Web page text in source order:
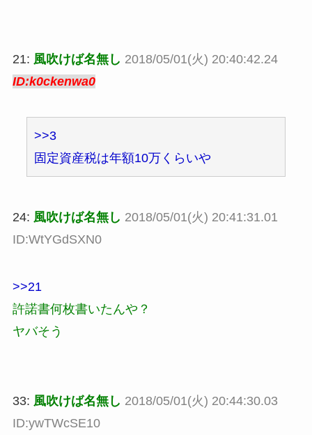
21: 風吹けば名無し 2018/05/01(火) 20:40:42.24
ID:k0ckenwa0
>>3
固定資産税は年額10万くらいや
24: 風吹けば名無し 2018/05/01(火) 20:41:31.01
ID:WtYGdSXN0
>>21
許諾書何枚書いたんや？
ヤバそう
33: 風吹けば名無し 2018/05/01(火) 20:44:30.03
ID:ywTWcSE10